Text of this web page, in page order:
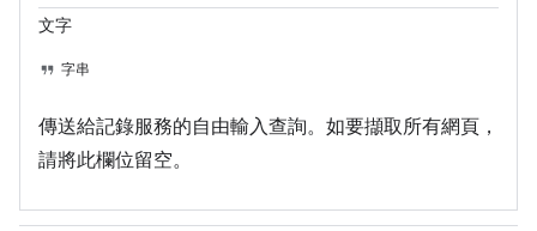
文字
字串
傳送給記錄服務的自由輸入查詢。如要擷取所有網頁，
請將此欄位留空。